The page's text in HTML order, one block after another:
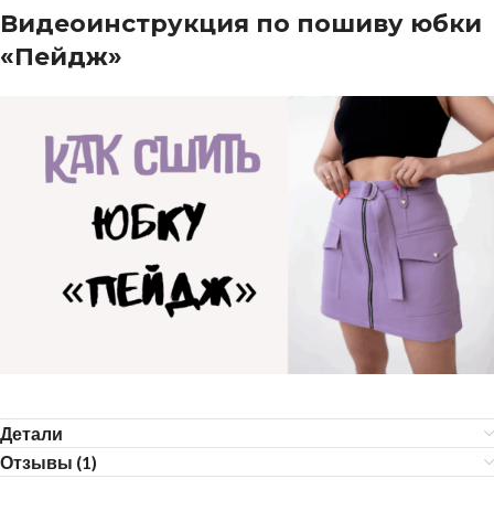
Видеоинструкция по пошиву юбки
«Пейдж»
Детали
Отзывы (1)